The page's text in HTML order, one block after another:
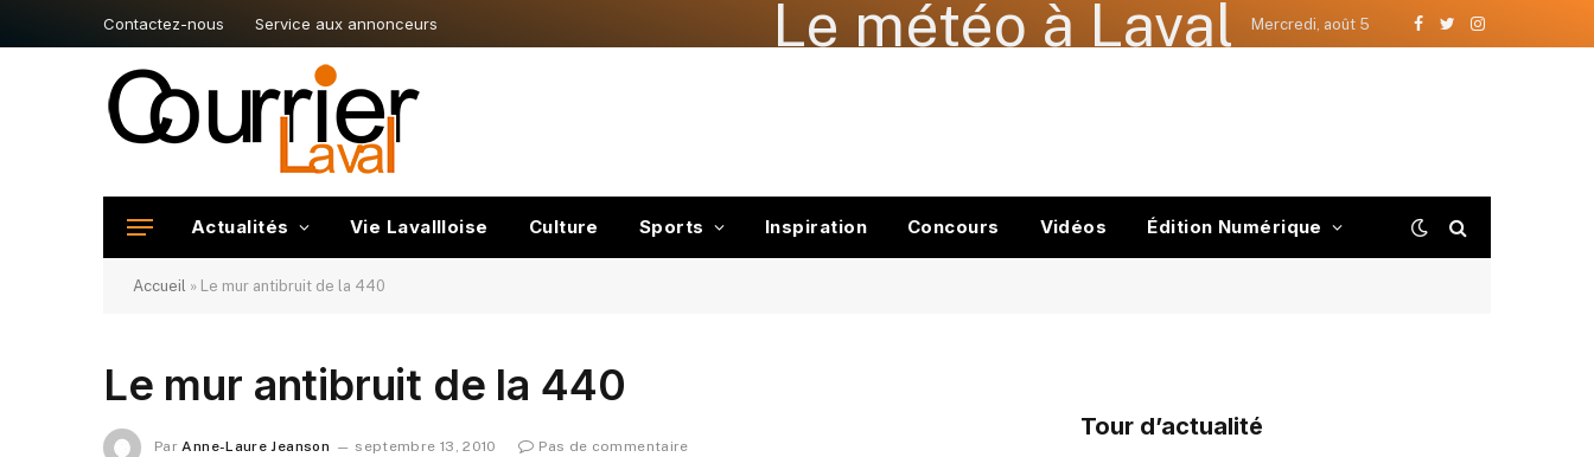
Contactez-nous Service aux annonceurs Le météo à Laval Mercredi, août 5
Facebook
TwitterInstagram
Actualités Vie Lavallloise Culture Sports Inspiration Concours Vidéos Édition Numérique
Accueil » Le mur antibruit de la 440
Le mur antibruit de la 440
Par Anne-Laure Jeanson septembre 13, 2010 Pas de commentaire
Tour d’actualité